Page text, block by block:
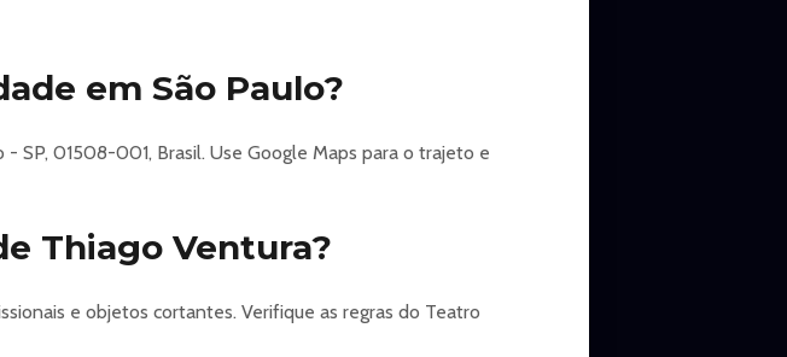
em São Paulo?
- SP, 01508-001, Brasil. Use Google Maps para o trajeto e
Thiago Ventura?
e objetos cortantes. Verifique as regras do Teatro